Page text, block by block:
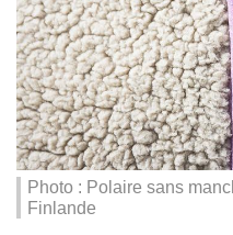
Photo : Polaire sans
Finlande